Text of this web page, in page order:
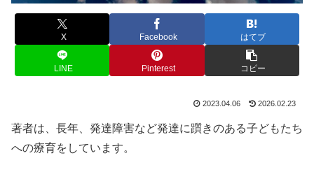
X Facebook はてブ
LINE Pinterest コピー
2023.04.06 2026.02.23
著者は、長年、発達障害など発達に躓きのある子どもたち
への療育をしています。